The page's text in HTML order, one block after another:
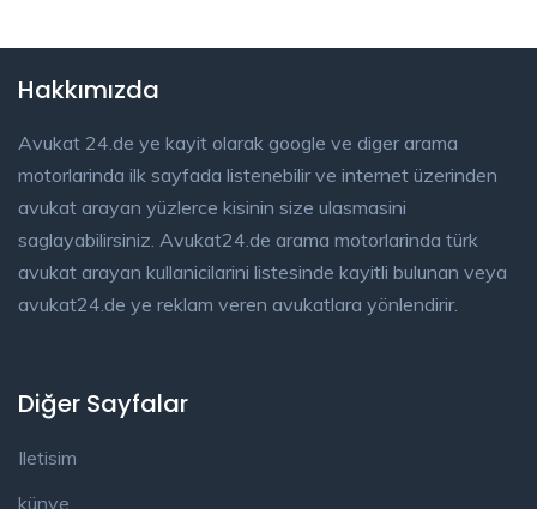
Hakkımızda
Avukat 24.de ye kayit olarak google ve diger arama
motorlarinda ilk sayfada listenebilir ve internet üzerinden
avukat arayan yüzlerce kisinin size ulasmasini
saglayabilirsiniz. Avukat24.de arama motorlarinda türk
avukat arayan kullanicilarini listesinde kayitli bulunan veya
avukat24.de ye reklam veren avukatlara yönlendirir.
Diğer Sayfalar
Iletisim
künye